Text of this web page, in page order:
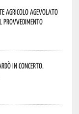
agricolo agevolato
provvedimento
in concerto.